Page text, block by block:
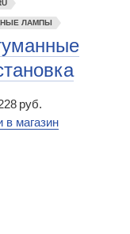
ЛАМПЫ
руб.
в магазин